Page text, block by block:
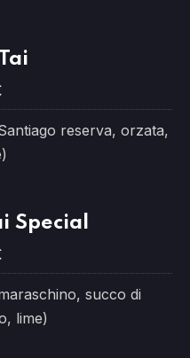
reserva, orzata,
Special
succo di
lime)